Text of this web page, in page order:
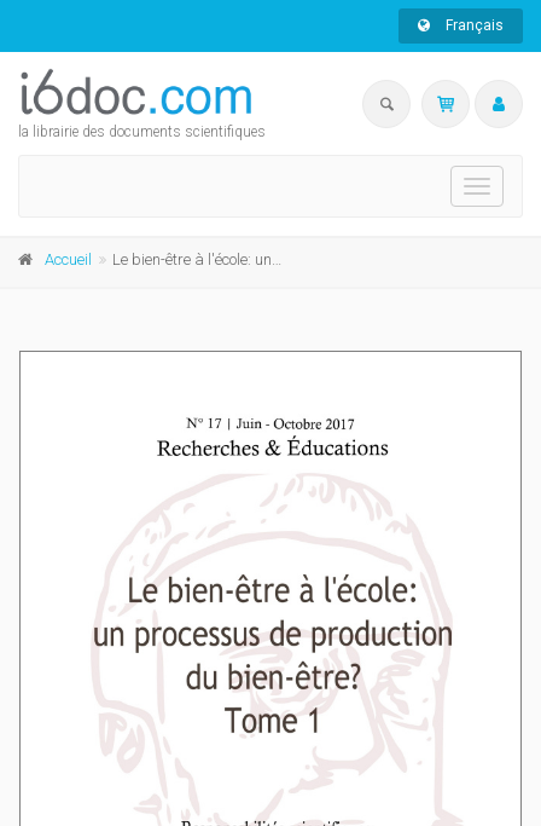
Français
la librairie des documents scientifiques
Toggle
Accueil Le bien-être à l'école: un processus de production du bien-être?